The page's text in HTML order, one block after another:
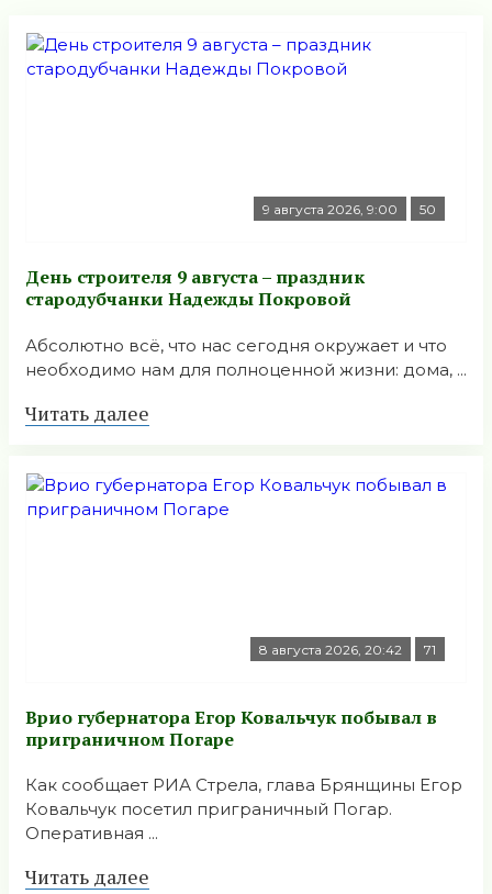
9 августа 2026, 9:00 50
День строителя 9 августа – праздник
стародубчанки Надежды Покровой
Абсолютно всё, что нас сегодня окружает и что
необходимо нам для полноценной жизни: дома, ...
Читать далее
8 августа 2026, 20:42 71
Врио губернатора Егор Ковальчук побывал в
приграничном Погаре
Как сообщает РИА Стрела, глава Брянщины Егор
Ковальчук посетил приграничный Погар.
Оперативная ...
Читать далее